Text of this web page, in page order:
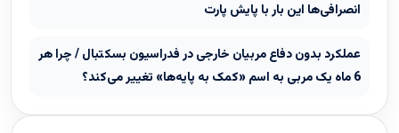
انصرافی‌ها این بار با پایش پارت
عملکرد بدون دفاع مربیان خارجی در فدراسیون بسکتبال / چرا هر
6 ماه یک مربی به اسم «کمک به پایه‌ها» تغییر می‌کند؟